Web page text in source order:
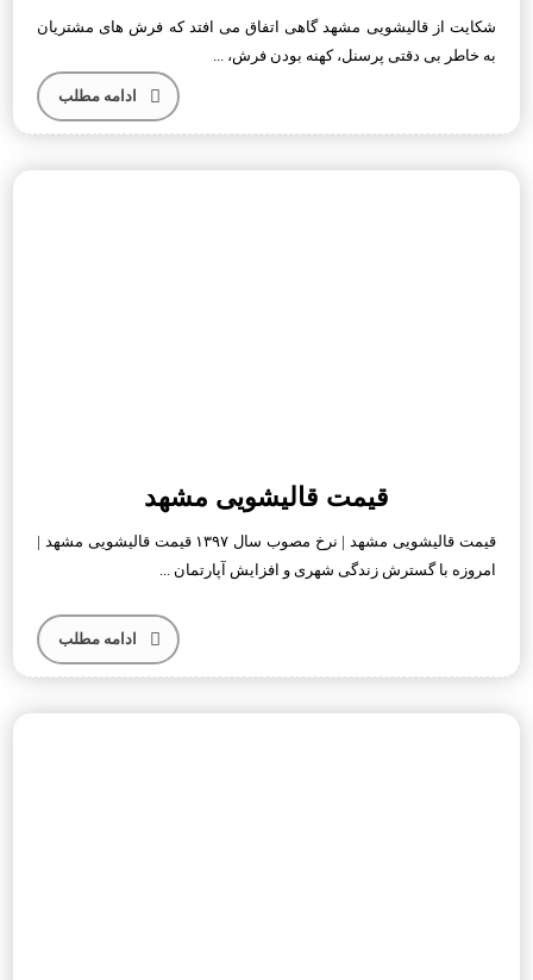
شکایت از قالیشویی مشهد گاهی اتفاق می افتد که فرش های مشتریان
به خاطر بی دقتی پرسنل، کهنه بودن فرش، ...
ادامه مطلب
قیمت قالیشویی مشهد
قیمت قالیشویی مشهد | نرخ مصوب سال ۱۳۹۷ قیمت قالیشویی مشهد |
امروزه با گسترش زندگی شهری و افزایش آپارتمان ...
ادامه مطلب